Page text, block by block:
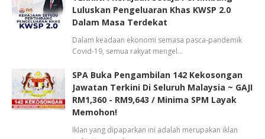
Luluskan Pengeluaran Khas KWSP 2.0
Dalam Masa Terdekat
Dalam keadaan ekonomi semasa pasca-pandemik
Covid-19, semua rakyat mengel…
SPA Buka Pengambilan 142 Kekosongan
Jawatan Terkini Di Seluruh Malaysia ~ GAJI
RM1,360 - RM9,643 / Minima SPM Layak
Memohon!
Iklan yang dipaparkan ini adalah merupakan iklan